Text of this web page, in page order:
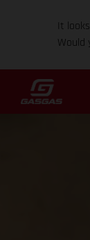
It
Would